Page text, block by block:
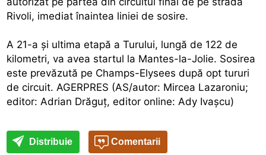
Rivoli, imediat înaintea liniei de sosire.
A 21-a şi ultima etapă a Turului, lungă de 122 de
kilometri, va avea startul la Mantes-la-Jolie. Sosirea
este prevăzută pe Champs-Elysees după opt tururi
de circuit. AGERPRES (AS/autor: Mircea Lazaroniu;
editor: Adrian Drăguţ, editor online: Ady Ivaşcu)
Distribuie Comentarii